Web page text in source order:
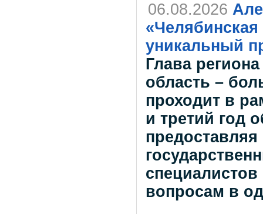
06.08.2026
уникальный
Глава
область –
проходит в
и третий год
вопросам в